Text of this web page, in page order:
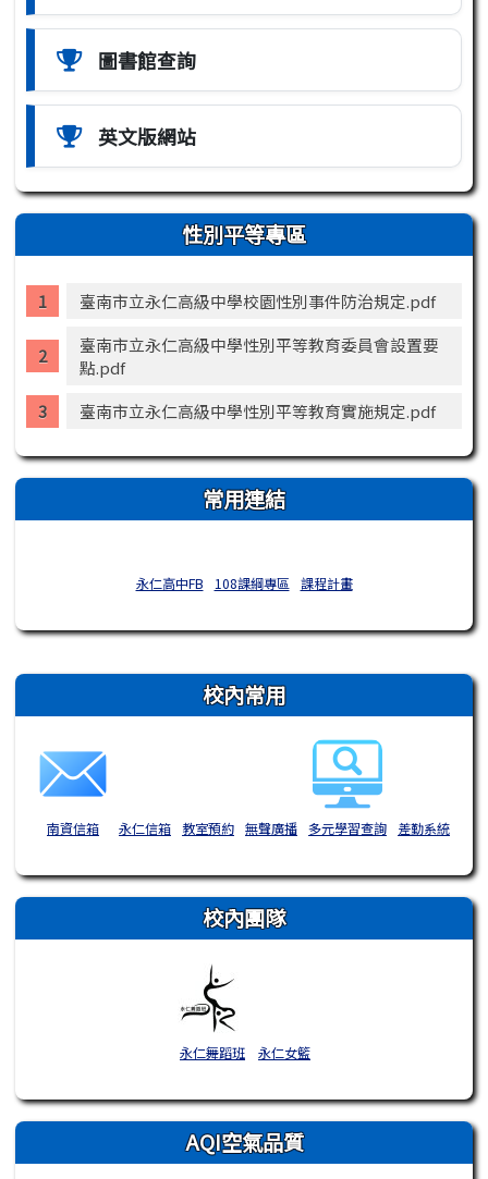
圖書館查詢
英文版網站
性別平等專區
臺南市立永仁高級中學校園性別事件防治規定.pdf
臺南市立永仁高級中學性別平等教育委員會設置要
點.pdf
臺南市立永仁高級中學性別平等教育實施規定.pdf
常用連結
永仁高中FB 108課綱專區 課程計畫
右邊區域內容 校內常用
南資信箱 永仁信箱 教室預約 無聲廣播 多元學習查詢 差勤系統
校內團隊
永仁舞蹈班 永仁女籃
AQI空氣品質